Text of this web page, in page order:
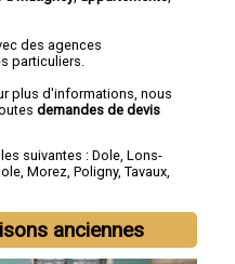
des agences
particuliers.
plus d'informations, nous
demandes de devis
suivantes : Dole, Lons-
, Morez, Poligny, Tavaux,
anciennes